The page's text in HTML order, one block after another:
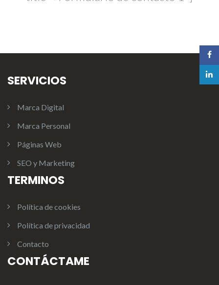
SERVICIOS
Marca Digital
Marca Personal
Páginas Web
SEO y Marketing
TERMINOS
Política de cookies
Política de privacidad
Contacto
CONTÁCTAME